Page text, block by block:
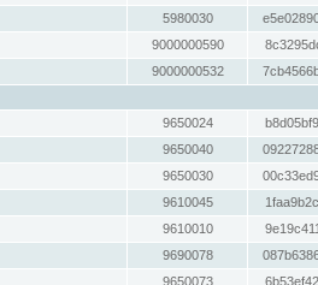
5980030
9000000590
9000000532
9650024
9650040
9650030
9610045
9610010
9690078
9650073